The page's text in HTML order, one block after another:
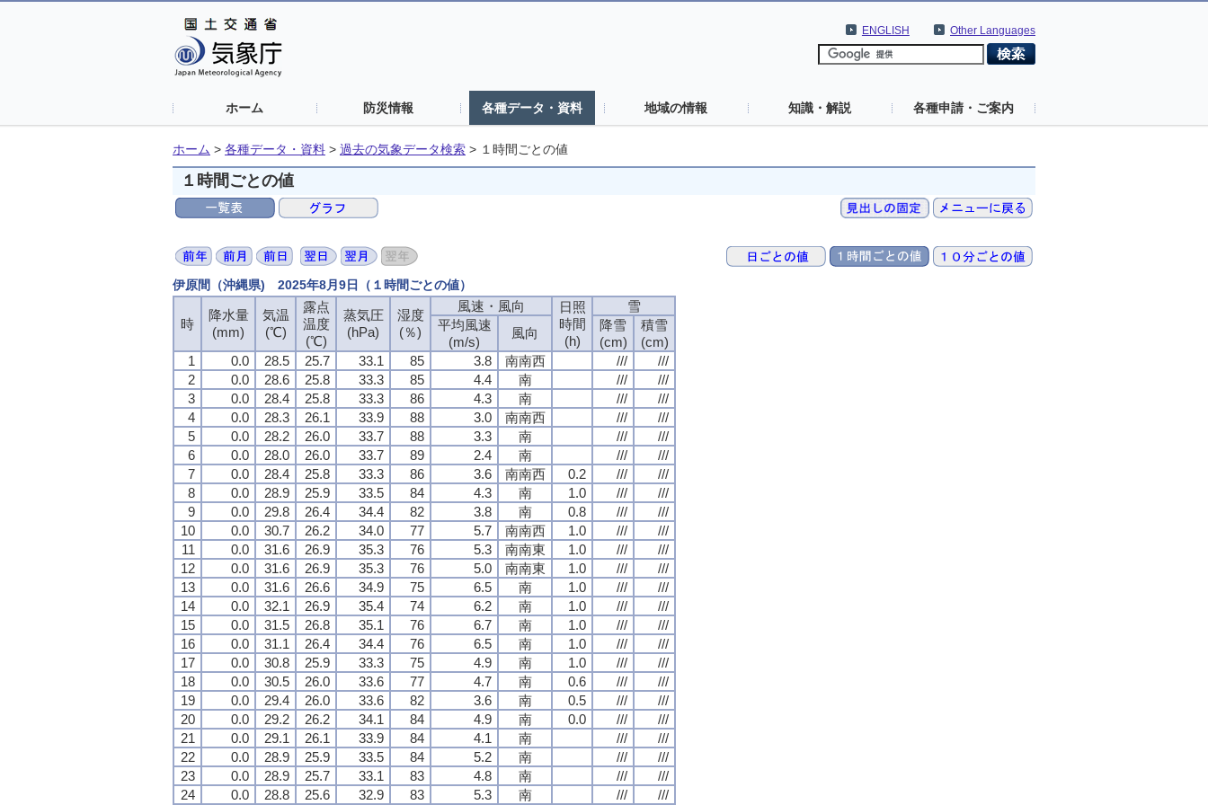
Other Languages
ENGLISH
ホーム 防災情報 各種データ・資料 地域の情報 知識・解説 各種申請・ご案内
ホーム > 各種データ・資料 > 過去の気象データ検索 > １時間ごとの値
１時間ごとの値
伊原間（沖縄県) 2025年8月9日（１時間ごとの値）
時
降水量
(mm)
気温
(℃)
露点
温度
(℃)
蒸気圧
(hPa)
湿度
(％)
風速・風向
日照
時間
(h)
雪
平均風速
(m/s)
風向
降雪
(cm)
積雪
(cm)
1
0.0 28.5 25.7 33.1 85 3.8 南南西 ///
///
2
0.0 28.6 25.8 33.3 85 4.4 南 ///
///
3
0.0 28.4 25.8 33.3 86 4.3 南 ///
///
4
0.0 28.3 26.1 33.9 88 3.0 南南西 ///
///
5
0.0 28.2 26.0 33.7 88 3.3 南 ///
///
6
0.0 28.0 26.0 33.7 89 2.4 南 ///
///
7
0.0 28.4 25.8 33.3 86 3.6 南南西 0.2 ///
///
8
0.0 28.9 25.9 33.5 84 4.3 南 1.0 ///
///
9
0.0 29.8 26.4 34.4 82 3.8 南 0.8 ///
///
10
0.0 30.7 26.2 34.0 77 5.7 南南西 1.0 ///
///
11
0.0 31.6 26.9 35.3 76 5.3 南南東 1.0 ///
///
12
0.0 31.6 26.9 35.3 76 5.0 南南東 1.0 ///
///
13
0.0 31.6 26.6 34.9 75 6.5 南 1.0 ///
///
14
0.0 32.1 26.9 35.4 74 6.2 南 1.0 ///
///
15
0.0 31.5 26.8 35.1 76 6.7 南 1.0 ///
///
16
0.0 31.1 26.4 34.4 76 6.5 南 1.0 ///
///
17
0.0 30.8 25.9 33.3 75 4.9 南 1.0 ///
///
18
0.0 30.5 26.0 33.6 77 4.7 南 0.6 ///
///
19
0.0 29.4 26.0 33.6 82 3.6 南 0.5 ///
///
20
0.0 29.2 26.2 34.1 84 4.9 南 0.0 ///
///
21
0.0 29.1 26.1 33.9 84 4.1 南 ///
///
22
0.0 28.9 25.9 33.5 84 5.2 南 ///
///
23
0.0 28.9 25.7 33.1 83 4.8 南 ///
///
24
0.0 28.8 25.6 32.9 83 5.3 南 /// ///